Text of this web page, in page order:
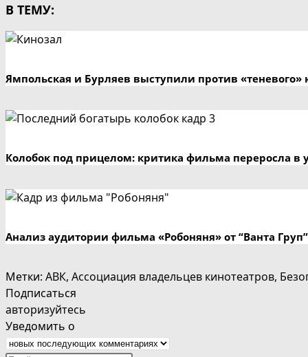
В ТЕМУ:
Ямпольская и Бурляев выступили против «теневого»
Колобок под прицелом: критика фильма переросла в
Анализ аудитории фильма «Робоняня» от “Ванта Груп”
Метки: АВК, Ассоциация владельцев кинотеатров,
Подписаться
авторизуйтесь
Уведомить о